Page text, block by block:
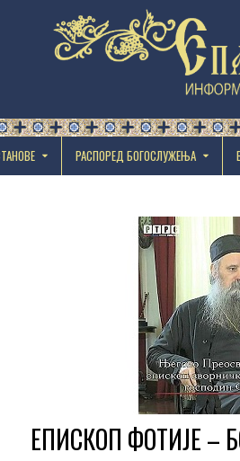
РАСПОРЕД БОГОСЛУЖЕЊА
ЕПИСКОП ФОТИЈЕ –